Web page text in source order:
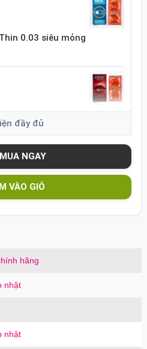
0.03 siêu mỏng
Dotted gai nổi tăng
Ultra Thin siêu
Dotted 10 chiếc gai
VÀO GIỎ
hãng
nhật
nhật